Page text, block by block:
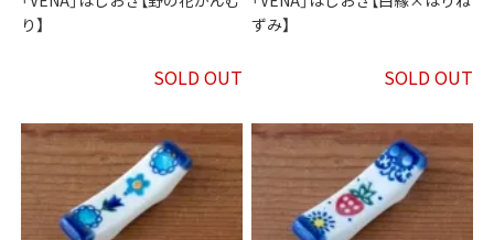
り】
SOLD OUT
ずみ】
SOLD OUT